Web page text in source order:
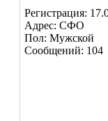
Регистрация:
Адрес: СФО
Пол: Мужской
Сообщений: 104